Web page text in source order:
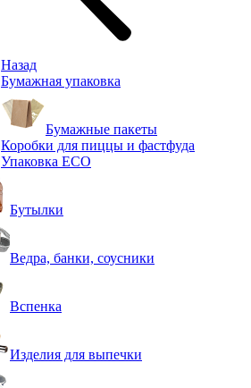
Назад
Бумажная упаковка
Бумажные пакеты
Коробки для пиццы и фастфуда
Упаковка ECO
Бутылки
Ведра, банки, соусники
Вспенка
Изделия для выпечки